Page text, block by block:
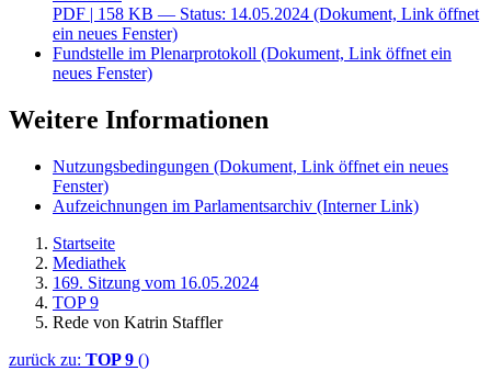
PDF | 158 KB — Status: 14.05.2024 (Dokument, Link öffnet
ein neues Fenster)
Fundstelle im Plenarprotokoll (Dokument, Link öffnet ein
neues Fenster)
Weitere Informationen
Nutzungsbedingungen (Dokument, Link öffnet ein neues
Fenster)
Aufzeichnungen im Parlamentsarchiv (Interner Link)
Startseite
Mediathek
169. Sitzung vom 16.05.2024
TOP 9
Rede von Katrin Staffler
zurück zu: TOP 9 ()